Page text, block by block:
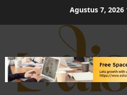
Agustus 7, 2026